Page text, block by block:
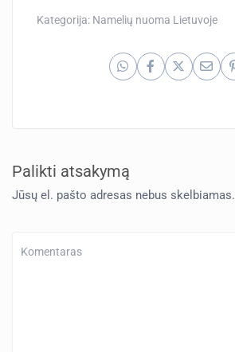
Kategorija: Namelių nuoma Lietuvoje
Palikti atsakymą
Jūsų el. pašto adresas nebus skelbiamas.